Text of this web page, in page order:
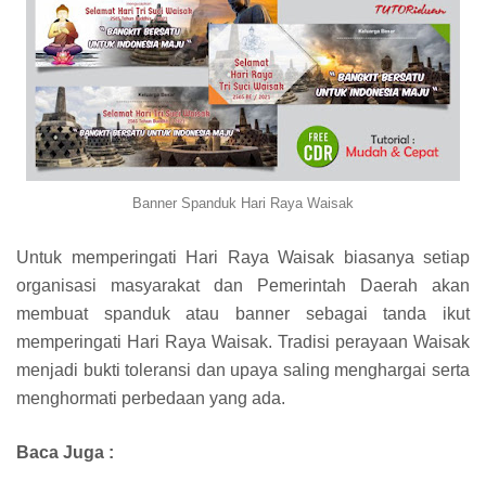
Banner Spanduk Hari Raya Waisak
Untuk memperingati Hari Raya Waisak biasanya setiap
organisasi masyarakat dan Pemerintah Daerah akan
membuat spanduk atau banner sebagai tanda ikut
memperingati Hari Raya Waisak. Tradisi perayaan Waisak
menjadi bukti toleransi dan upaya saling menghargai serta
menghormati perbedaan yang ada.
Baca Juga :